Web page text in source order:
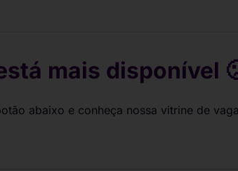
mais disponível
abaixo e conheça nossa vitrine de